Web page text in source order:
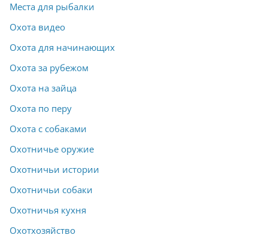
Места для рыбалки
Охота видео
Охота для начинающих
Охота за рубежом
Охота на зайца
Охота по перу
Охота с собаками
Охотничье оружие
Охотничьи истории
Охотничьи собаки
Охотничья кухня
Охотхозяйство